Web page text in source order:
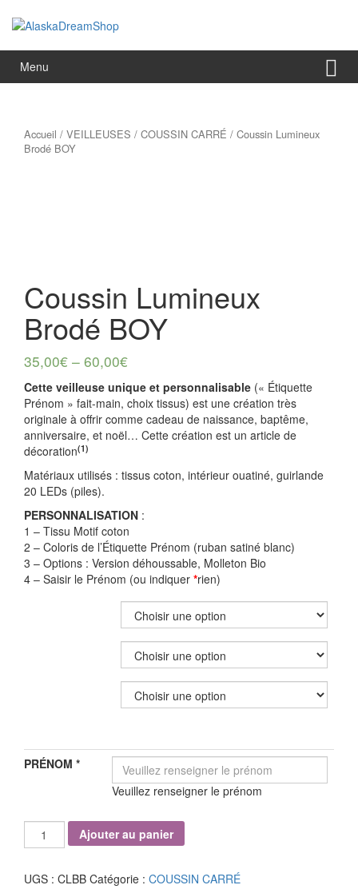
principal
Menu
Accueil / VEILLEUSES / COUSSIN CARRÉ / Coussin Lumineux
Brodé BOY
Coussin Lumineux
Brodé BOY
35,00€ – 60,00€
Cette veilleuse unique et personnalisable (« Étiquette
Prénom » fait-main, choix tissus) est une création très
originale à offrir comme cadeau de naissance, baptême,
anniversaire, et noël… Cette création est un article de
décoration(1)
Matériaux utilisés : tissus coton, intérieur ouatiné, guirlande
20 LEDs (piles).
PERSONNALISATION :
1 – Tissu Motif coton
2 – Coloris de l’Étiquette Prénom (ruban satiné blanc)
3 – Options : Version déhoussable, Molleton Bio
4 – Saisir le Prénom (ou indiquer *rien)
PRÉNOM *
Veuillez renseigner le prénom
quantité
de
Lumineux
Ajouter au panier
UGS : CLBB Catégorie : COUSSIN CARRÉ